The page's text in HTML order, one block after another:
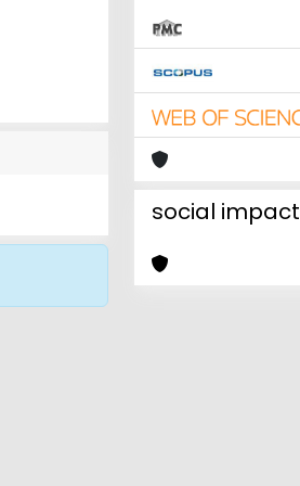
social impact